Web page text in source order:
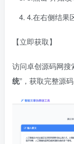
4.在右侧结果
【立即获取】
访问卓创源码网搜
统​”，获取完整源